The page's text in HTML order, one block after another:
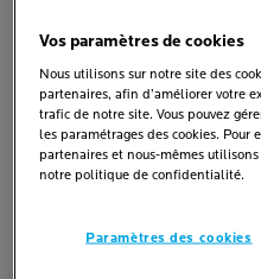
POUR
Vos paramètres de cookies
Nous utilisons sur notre site des
partenaires, afin d’améliorer votre
trafic de notre site. Vous pouvez
les paramétrages des cookies. Pour
partenaires et nous-mêmes
notre politique de confidentialité.
Paramètres des cookies